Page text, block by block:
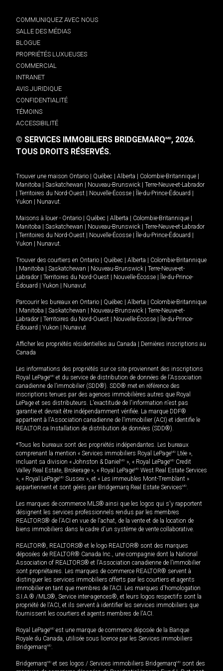
COMMUNIQUEZ AVEC NOUS
SALLE DES MÉDIAS
BLOGUE
PROPRIÉTÉS LUXUEUSES
COMMERCIAL
INTRANET
AVIS JURIDIQUE
CONFIDENTIALITÉ
TÉMOINS
ACCESSIBILITÉ
© SERVICES IMMOBILIERS BRIDGEMARQMD, 2026.
TOUS DROITS RÉSERVÉS.
Trouver une maison Ontario Québec Alberta Colombie-Britannique
Manitoba
Saskatchewan Nouveau-Brunswick
Terre-Neuve-et-Labrador
Territoires du Nord-Ouest Nouvelle-Écosse Île-du-Prince-Édouard
Yukon
Nunavut.
Maisons à louer - Ontario Québec Alberta Colombie-Britannique
Manitoba
Saskatchewan Nouveau-Brunswick
Terre-Neuve-et-Labrador
Territoires du Nord-Ouest Nouvelle-Écosse Île-du-Prince-Édouard
Yukon
Nunavut.
Trouver des courtiers en Ontario Québec Alberta
Colombie-Britannique
Manitoba Saskatchewan Nouveau-Brunswick
Terre-Neuve-et-
Labrador
Territoires du Nord-Ouest Nouvelle-Écosse
Île-du-Prince-
Édouard
Yukon Nunavut
Parcourir les bureaux en Ontario Québec Alberta
Colombie-Britannique
Manitoba Saskatchewan Nouveau-Brunswick
Terre-Neuve-et-
Labrador
Territoires du Nord-Ouest Nouvelle-Écosse
Île-du-Prince-
Édouard
Yukon Nunavut
Afficher les propriétés résidentielles au Canada
Dernières inscriptions au
Canada
Les informations des propriétés sur ce site proviennent des inscriptions
Royal LePageMD et du service de distribution de données de l'Association
canadienne de l’immobilier (SDD®). SDD® met en référence des
inscriptions tenues par des agences immobilières autres que Royal
LePage et ses distributeurs. L'exactitude de l'information n'est pas
garantie et devrait être indépendamment vérifiée. La marque DDF®
appartient à l'Association canadienne de l’immobilier (ACI) et identifie le
REALTOR.ca Installation de distribution de données (SDD®).
*Tous les bureaux sont des propriétés indépendantes. Les bureaux
comprenant la mention « Services immobiliers Royal LePageMD Ltée »,
incluant sa division « Johnston & Daniel MD », « Royal LePageMD Credit
Valley Real Estate, Brokerage », « Royal LePageMD West Real Estate Services
», « Royal LePageMD Sussex », et « Les immeubles Mont-Tremblant »
appartiennent et sont gérés par Bridgemarq Real Estate ServicesMD.
Les marques de commerce MLS® ainsi que les logos qui s'y rapportent
désignent les services professionnels rendus par les membres
REALTORS® de l'ACI en vue de l'achat, de la vente et de la location de
biens immobiliers dans le cadre d'un système de vente collaborative.
REALTOR®, REALTORS® et le logo REALTOR® sont des marques
déposées de REALTOR® Canada Inc., une compagnie dont la National
Association of REALTORS® et l'Association canadienne de l’immobilier
sont propriétaires. Les marques de commerce REALTOR® servent à
distinguer les services immobiliers offerts par les courtiers et agents
immobilier en tant que membres de l'ACI. Les marques d'homologation
S.I.A.® /MLS®, Service inter-agences®, et leurs logos respectifs sont la
propriété de l'ACI, et ils servent à identifier les services immobiliers que
fournissent les courtiers et agents membres de l'ACI.
Royal LePageMD est une marque de commerce déposée de la Banque
Royale du Canada, utilisée sous licence par les Services immobiliers
BridgemarqMD.
BridgemarqMD et ses logos / Services immobiliers BridgemarqMD sont des